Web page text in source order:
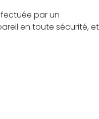
par un
en toute sécurité, et